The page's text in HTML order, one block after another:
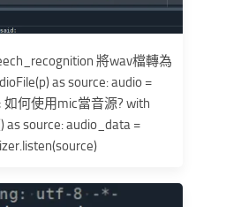
將wav檔轉為
as source: audio =
如何使用mic當音源? with
as source: audio_data =